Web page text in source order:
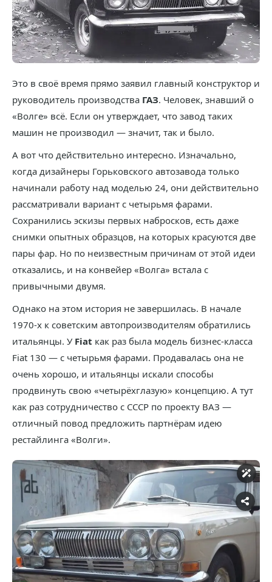
Это в своё время прямо заявил главный конструктор и
руководитель производства ГАЗ. Человек, знавший о
«Волге» всё. Если он утверждает, что завод таких
машин не производил — значит, так и было.
А вот что действительно интересно. Изначально,
когда дизайнеры Горьковского автозавода только
начинали работу над моделью 24, они действительно
рассматривали вариант с четырьмя фарами.
Сохранились эскизы первых набросков, есть даже
снимки опытных образцов, на которых красуются две
пары фар. Но по неизвестным причинам от этой идеи
отказались, и на конвейер «Волга» встала с
привычными двумя.
Однако на этом история не завершилась. В начале
1970-х к советским автопроизводителям обратились
итальянцы. У Fiat как раз была модель бизнес-класса
Fiat 130 — с четырьмя фарами. Продавалась она не
очень хорошо, и итальянцы искали способы
продвинуть свою «четырёхглазую» концепцию. А тут
как раз сотрудничество с СССР по проекту ВАЗ —
отличный повод предложить партнёрам идею
рестайлинга «Волги».